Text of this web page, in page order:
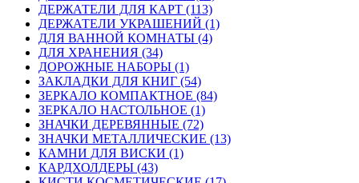
ДЕРЖАТЕЛИ ДЛЯ КАРТ (113)
ДЕРЖАТЕЛИ УКРАШЕНИЙ (1)
ДЛЯ ВАННОЙ КОМНАТЫ (4)
ДЛЯ ХРАНЕНИЯ (34)
ДОРОЖНЫЕ НАБОРЫ (1)
ЗАКЛАДКИ ДЛЯ КНИГ (54)
ЗЕРКАЛО КОМПАКТНОЕ (84)
ЗЕРКАЛО НАСТОЛЬНОЕ (1)
ЗНАЧКИ ДЕРЕВЯННЫЕ (72)
ЗНАЧКИ МЕТАЛЛИЧЕСКИЕ (13)
КАМНИ ДЛЯ ВИСКИ (1)
КАРДХОЛДЕРЫ (43)